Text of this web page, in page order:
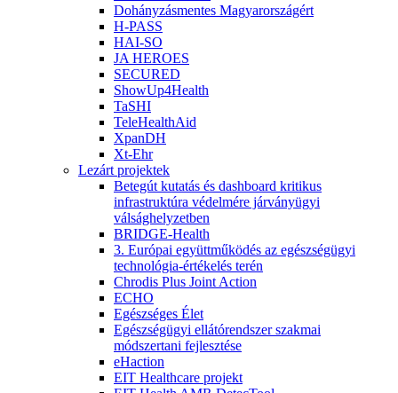
Dohányzásmentes Magyarországért
H-PASS
HAI-SO
JA HEROES
SECURED
ShowUp4Health
TaSHI
TeleHealthAid
XpanDH
Xt-Ehr
Lezárt projektek
Betegút kutatás és dashboard kritikus
infrastruktúra védelmére járványügyi
válsághelyzetben
BRIDGE-Health
3. Európai együttműködés az egészségügyi
technológia-értékelés terén
Chrodis Plus Joint Action
ECHO
Egészséges Élet
Egészségügyi ellátórendszer szakmai
módszertani fejlesztése
eHaction
EIT Healthcare projekt